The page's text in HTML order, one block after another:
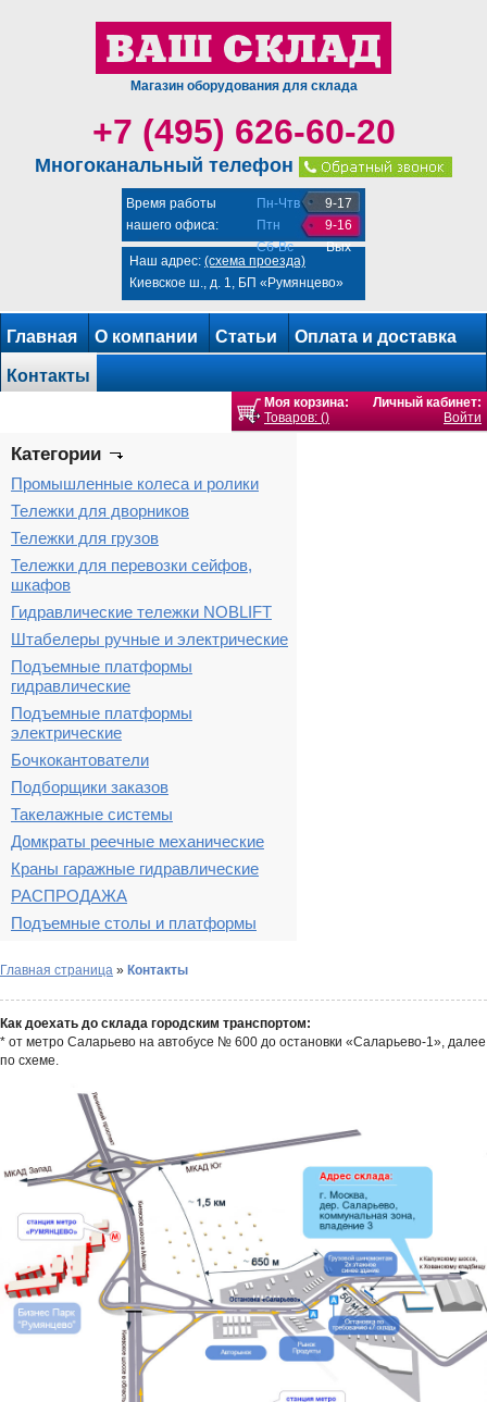
Магазин оборудования для склада
+7 (495) 626-60-20
Многоканальный телефон
Время работы
нашего офиса:
Пн-Чтв
Птн
Сб-Вс
9-17
9-16
Вых
Наш адрес: (схема проезда)
Киевское ш., д. 1, БП «Румянцево»
Главная О компании Статьи Оплата и доставка
Контакты
Моя корзина:
Товаров: ()
Личный кабинет:
Войти
Категории
Промышленные колеса и ролики
Тележки для дворников
Тележки для грузов
Тележки для перевозки сейфов,
шкафов
Гидравлические тележки NOBLIFT
Штабелеры ручные и электрические
Подъемные платформы
гидравлические
Подъемные платформы
электрические
Бочкокантователи
Подборщики заказов
Такелажные системы
Домкраты реечные механические
Краны гаражные гидравлические
РАСПРОДАЖА
Подъемные столы и платформы
Главная страница » Контакты
Как доехать до склада городским транспортом:
* от метро Саларьево на автобусе № 600 до остановки «Саларьево-1», далее
по схеме.